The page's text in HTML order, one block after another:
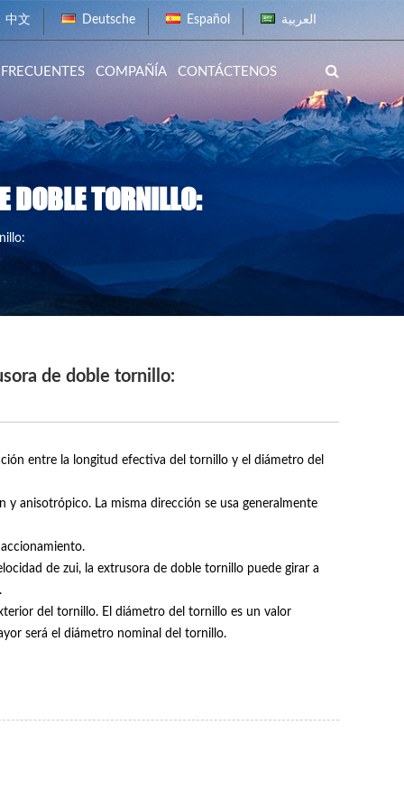
中文 Deutsche Español العربية
COMPAÑÍA CONTÁCTENOS
DOBLE TORNILLO:
de doble tornillo:
entre la longitud efectiva del tornillo y el diámetro del
anisotrópico. La misma dirección se usa generalmente
de zui, la extrusora de doble tornillo puede girar a
del tornillo. El diámetro del tornillo es un valor
será el diámetro nominal del tornillo.